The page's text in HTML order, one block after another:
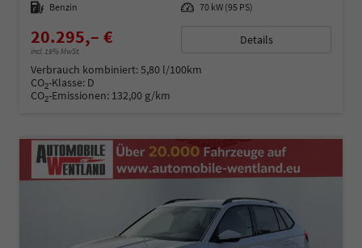
Kraftstoff Benzin Leistung 70 kW (95 PS)
20.295,– €
incl. 19% MwSt.
Details
Verbrauch kombiniert:5,80 l/100km
CO2-Klasse: D
CO2-Emissionen: 132,00 g/km